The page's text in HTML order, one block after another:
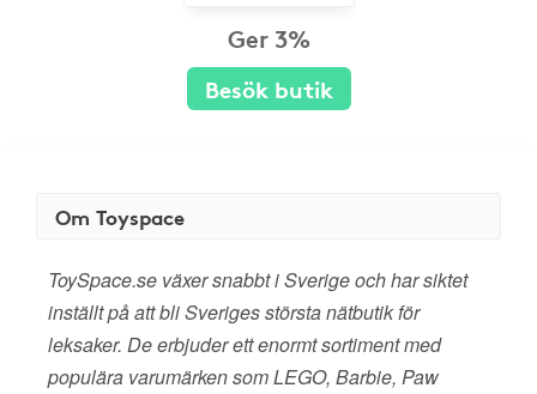
Ger 3%
Besök butik
Om Toyspace
ToySpace.se växer snabbt i Sverige och har siktet
inställt på att bli Sveriges största nätbutik för
leksaker. De erbjuder ett enormt sortiment med
populära varumärken som LEGO, Barbie, Paw